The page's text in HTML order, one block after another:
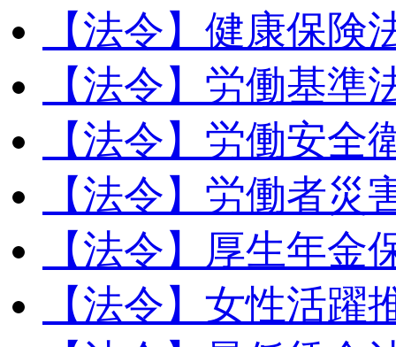
【法令】健康保険
【法令】労働基準
【法令】労働安全
【法令】労働者災
【法令】厚生年金
【法令】女性活躍